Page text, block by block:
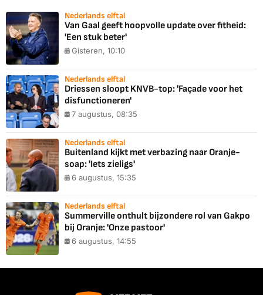
Nederlands elftal
Van Gaal geeft hoopvolle update over fitheid:
'Een stuk beter'
Gisteren, 10:10
Nederlands elftal
Driessen sloopt KNVB-top: 'Façade voor het
disfunctioneren'
7 augustus, 08:35
Nederlands elftal
Buitenland kijkt met verbazing naar Oranje-
soap: 'Iets zieligs'
6 augustus, 15:35
Nederlands elftal
Summerville onthult bijzondere rol van Gakpo
bij Oranje: 'Onze pastoor'
6 augustus, 14:55